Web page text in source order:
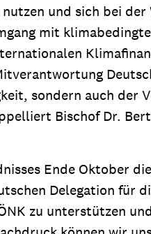
und sich bei
mit
sondern auch der
Bischof Dr.
Ende Oktober
Delegation für
zu unterstützen